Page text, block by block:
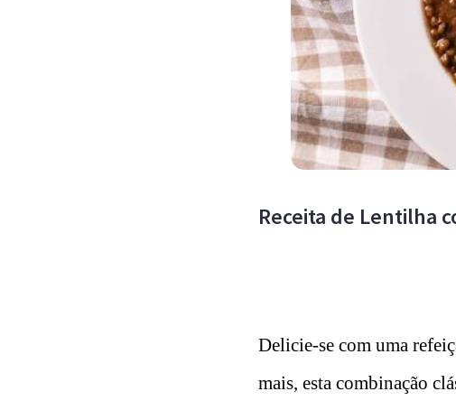
Receita de Lentilha
Delicie-se com uma
mais, esta combinação